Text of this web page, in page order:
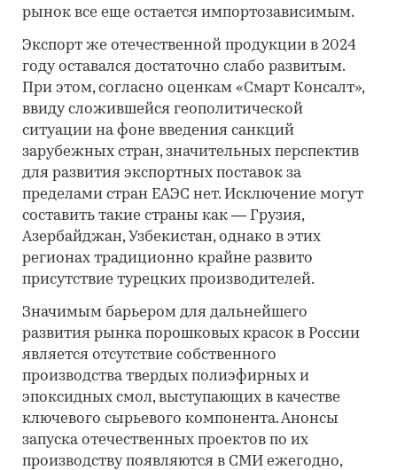
рынок все еще остается импортозависимым.
Экспорт же отечественной продукции в 2024
году оставался достаточно слабо развитым.
При этом, согласно оценкам «Смарт Консалт»,
ввиду сложившейся геополитической
ситуации на фоне введения санкций
зарубежных стран, значительных перспектив
для развития экспортных поставок за
пределами стран ЕАЭС нет. Исключение могут
составить такие страны как — Грузия,
Азербайджан, Узбекистан, однако в этих
регионах традиционно крайне развито
присутствие турецких производителей.
Значимым барьером для дальнейшего
развития рынка порошковых красок в России
является отсутствие собственного
производства твердых полиэфирных и
эпоксидных смол, выступающих в качестве
ключевого сырьевого компонента. Анонсы
запуска отечественных проектов по их
производству появляются в СМИ ежегодно,